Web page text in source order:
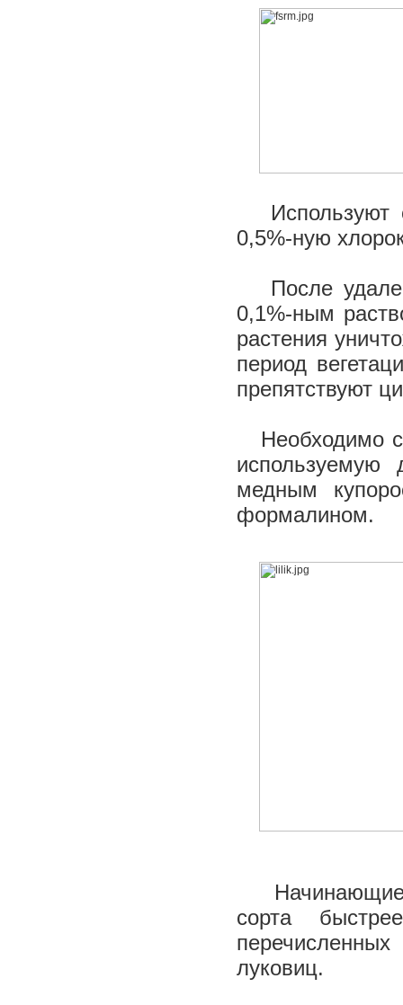
Используют
0,5%-ную
После
0,1%-ным
растения
период
препятствуют
Необходимо
используемую
медным
формалином.
Начинающие
сорта
луковиц.